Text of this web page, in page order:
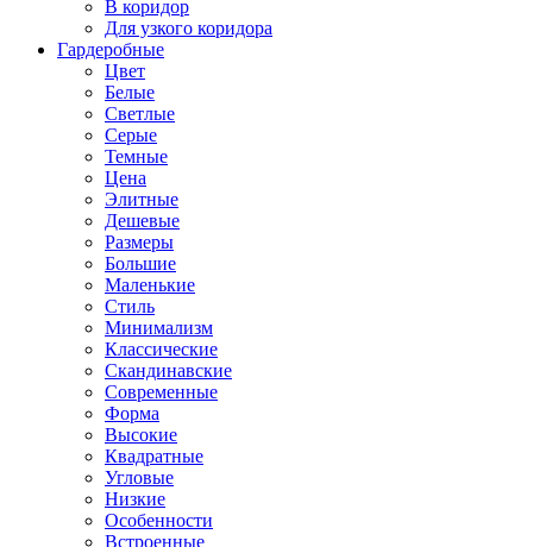
В коридор
Для узкого коридора
Гардеробные
Цвет
Белые
Светлые
Серые
Темные
Цена
Элитные
Дешевые
Размеры
Большие
Маленькие
Стиль
Минимализм
Классические
Скандинавские
Современные
Форма
Высокие
Квадратные
Угловые
Низкие
Особенности
Встроенные